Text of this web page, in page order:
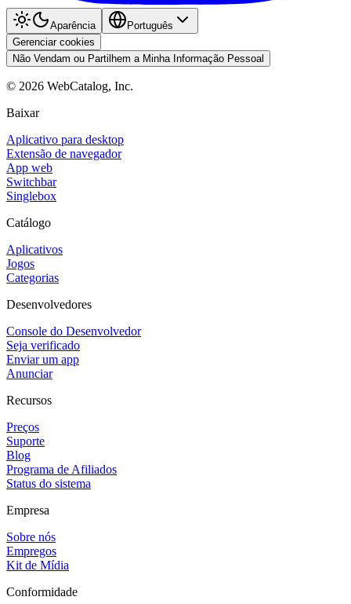
Aparência
Português
Gerenciar cookies
Não Vendam ou Partilhem a Minha Informação Pessoal
© 2026 WebCatalog, Inc.
Baixar
Aplicativo para desktop
Extensão de navegador
App web
Switchbar
Singlebox
Catálogo
Aplicativos
Jogos
Categorias
Desenvolvedores
Console do Desenvolvedor
Seja verificado
Enviar um app
Anunciar
Recursos
Preços
Suporte
Blog
Programa de Afiliados
Status do sistema
Empresa
Sobre nós
Empregos
Kit de Mídia
Conformidade